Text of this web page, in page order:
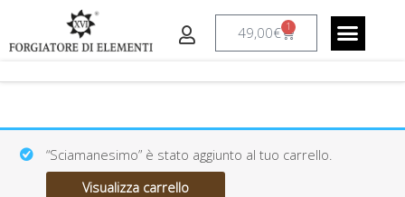
contenuto
49,00€ 1
Carrello
“Sciamanesimo” è stato aggiunto al tuo carrello.
Visualizza carrello